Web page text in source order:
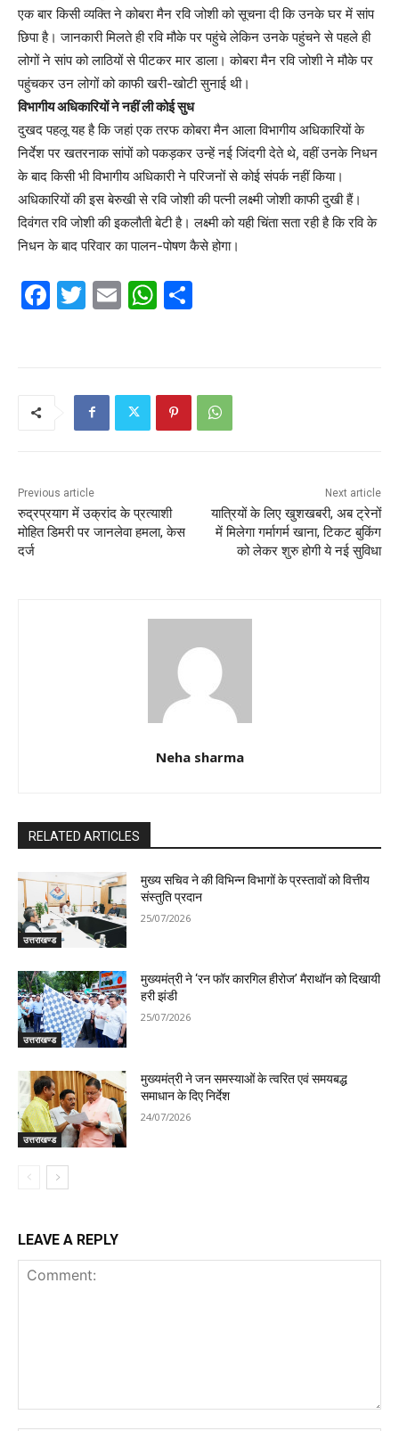
एक बार किसी व्यक्ति ने कोबरा मैन रवि जोशी को सूचना दी कि उनके घर में सांप
छिपा है। जानकारी मिलते ही रवि मौके पर पहुंचे लेकिन उनके पहुंचने से पहले ही
लोगों ने सांप को लाठियों से पीटकर मार डाला। कोबरा मैन रवि जोशी ने मौके पर
पहुंचकर उन लोगों को काफी खरी-खोटी सुनाई थी।
विभागीय अधिकारियों ने नहीं ली कोई सुध
दुखद पहलू यह है कि जहां एक तरफ कोबरा मैन आला विभागीय अधिकारियों के
निर्देश पर खतरनाक सांपों को पकड़कर उन्हें नई जिंदगी देते थे, वहीं उनके निधन
के बाद किसी भी विभागीय अधिकारी ने परिजनों से कोई संपर्क नहीं किया।
अधिकारियों की इस बेरुखी से रवि जोशी की पत्नी लक्ष्मी जोशी काफी दुखी हैं।
दिवंगत रवि जोशी की इकलौती बेटी है। लक्ष्मी को यही चिंता सता रही है कि रवि के
निधन के बाद परिवार का पालन-पोषण कैसे होगा।
F
k
T
E
W
A
p
Previous article
रुद्रप्रयाग में उक्रांद के प्रत्याशी
मोहित डिमरी पर जानलेवा हमला, केस
दर्ज
Next article
यात्रियों के लिए खुशखबरी, अब ट्रेनों
में मिलेगा गर्मागर्म खाना, टिकट बुकिंग
को लेकर शुरु होगी ये नई सुविधा
Neha sharma
RELATED ARTICLES
उत्तराखण्ड
मुख्य सचिव ने की विभिन्न विभागों के प्रस्तावों को वित्तीय
संस्तुति प्रदान
25/07/2026
उत्तराखण्ड
मुख्यमंत्री ने ‘रन फॉर कारगिल हीरोज’ मैराथॉन को दिखायी
हरी झंडी
25/07/2026
उत्तराखण्ड
मुख्यमंत्री ने जन समस्याओं के त्वरित एवं समयबद्ध
समाधान के दिए निर्देश
24/07/2026
LEAVE A REPLY